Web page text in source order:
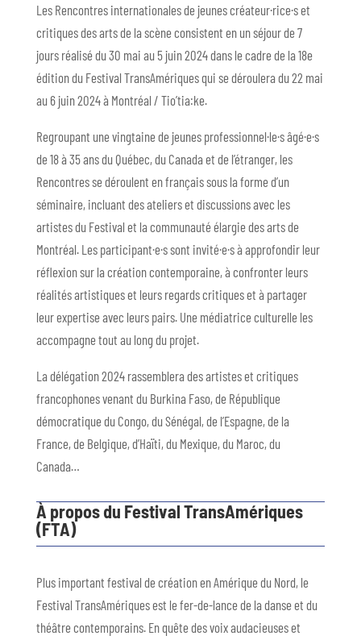
Les Rencontres internationales de jeunes créateur·rice·s et
critiques des arts de la scène consistent en un séjour de 7
jours réalisé du 30 mai au 5 juin 2024 dans le cadre de la 18e
édition du Festival TransAmériques qui se déroulera du 22 mai
au 6 juin 2024 à Montréal / Tio’tia:ke.
Regroupant une vingtaine de jeunes professionnel·le·s âgé·e·s
de 18 à 35 ans du Québec, du Canada et de l’étranger, les
Rencontres se déroulent en français sous la forme d’un
séminaire, incluant des ateliers et discussions avec les
artistes du Festival et la communauté élargie des arts de
Montréal. Les participant·e·s sont invité·e·s à approfondir leur
réflexion sur la création contemporaine, à confronter leurs
réalités artistiques et leurs regards critiques et à partager
leur expertise avec leurs pairs. Une médiatrice culturelle les
accompagne tout au long du projet.
La délégation 2024 rassemblera des artistes et critiques
francophones venant du Burkina Faso, de République
démocratique du Congo, du Sénégal, de l’Espagne, de la
France, de Belgique, d’Haïti, du Mexique, du Maroc, du
Canada…
À propos du Festival TransAmériques
(FTA)
Plus important festival de création en Amérique du Nord, le
Festival TransAmériques est le fer-de-lance de la danse et du
théâtre contemporains. En quête des voix audacieuses et